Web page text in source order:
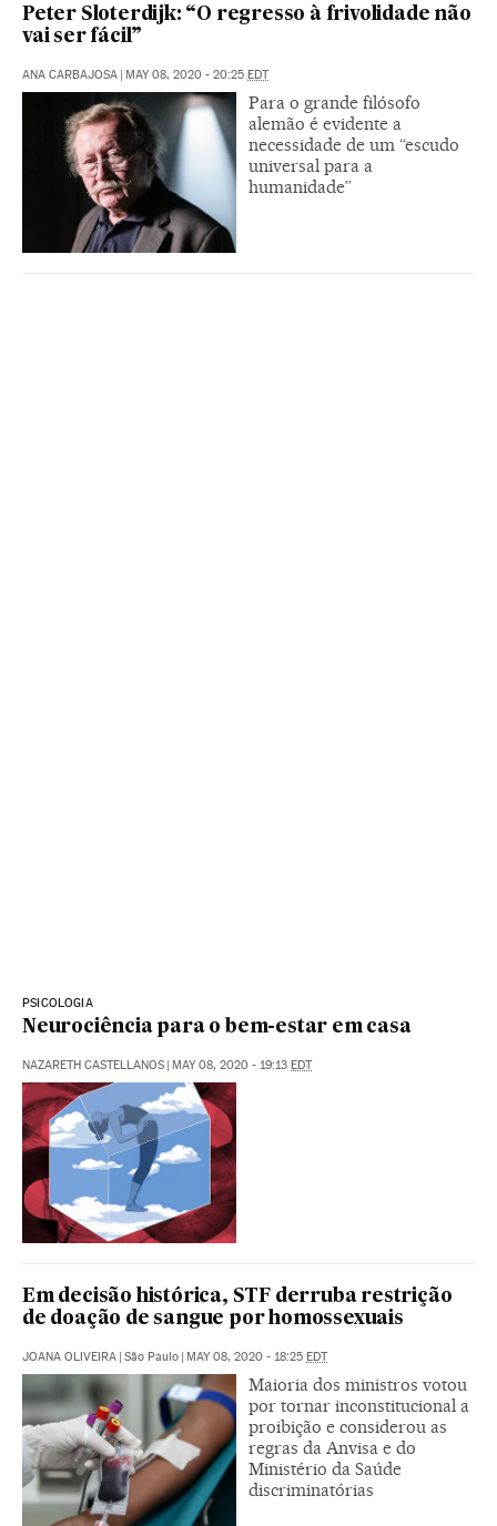
Peter Sloterdijk: “O regresso à frivolidade não
vai ser fácil”
ANA CARBAJOSA MAY 08, 2020 - 20:25 EDT
Para o grande filósofo
alemão é evidente a
necessidade de um “escudo
universal para a
humanidade”
PSICOLOGIA
Neurociência para o bem-estar em casa
NAZARETH CASTELLANOS MAY 08, 2020 - 19:13 EDT
Em decisão histórica, STF derruba restrição
de doação de sangue por homossexuais
JOANA OLIVEIRA São Paulo MAY 08, 2020 - 18:25 EDT
Maioria dos ministros votou
por tornar inconstitucional a
proibição e considerou as
regras da Anvisa e do
Ministério da Saúde
discriminatórias